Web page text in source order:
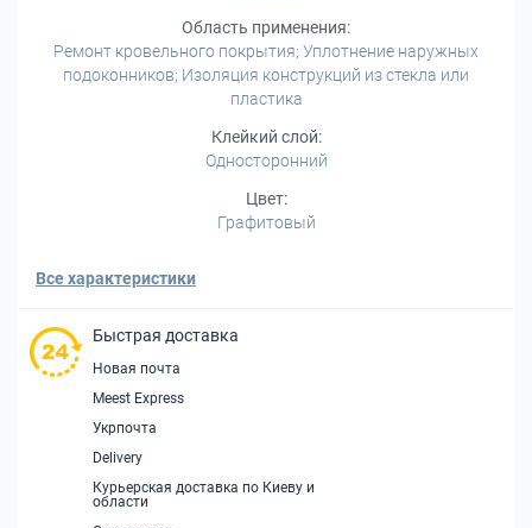
Область применения:
Ремонт кровельного покрытия; Уплотнение наружных
подоконников; Изоляция конструкций из стекла или
пластика
Клейкий слой:
Односторонний
Цвет:
Графитовый
Все характеристики
Быстрая доставка
Новая почта
Meest Express
Укрпочта
Delivery
Курьерская доставка по Киеву и
области